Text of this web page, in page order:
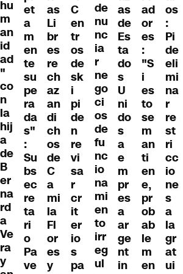
hu
m
an
id
ad
"
co
n
la
hij
a
de
B
er
na
rd
a
Ve
ra
y
et
a
m
en
te
su
pe
ra
da
s"
:
Su
bs
ec
re
ta
ri
o
Pa
ve
as
Li
br
es
re
ch
az
an
di
ch
os
de
C
a
mi
la
Fl
or
es
y
C
en
tr
os
de
sk
i
pi
de
n
re
vi
sa
r
cr
it
er
io
s
pa
de
nu
nc
ia
r
ne
go
ci
os
de
fu
nc
io
na
mi
en
to
irr
eg
ul
as
de
Es
ta
do
s
U
ni
do
s
a
e
m
pr
es
a
ar
ge
nt
in
ad
or
es
:
"S
i
es
to
se
m
an
ti
en
e,
pr
ob
ab
le
m
en
os
:
Pi
de
eli
mi
na
r
re
st
ri
cc
io
ne
s
a
la
gr
at
ui